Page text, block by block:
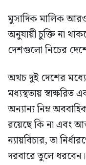
মুসাদিক মালিক আরও
অনুযায়ী চুক্তি না
দেশগুলো নিচের
অথচ দুই দেশের
মধ্যস্থতায় স্বাক্ষরিত
অন্যান্য নিম্ন
রয়েছে কি না এবং
ন্যায়বিচার, তা
দরবারে তুলে ধরবেন।